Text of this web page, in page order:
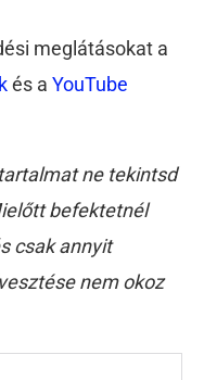
meglátásokat a
és a YouTube
ne tekintsd
befektetnél
csak annyit
nem okoz